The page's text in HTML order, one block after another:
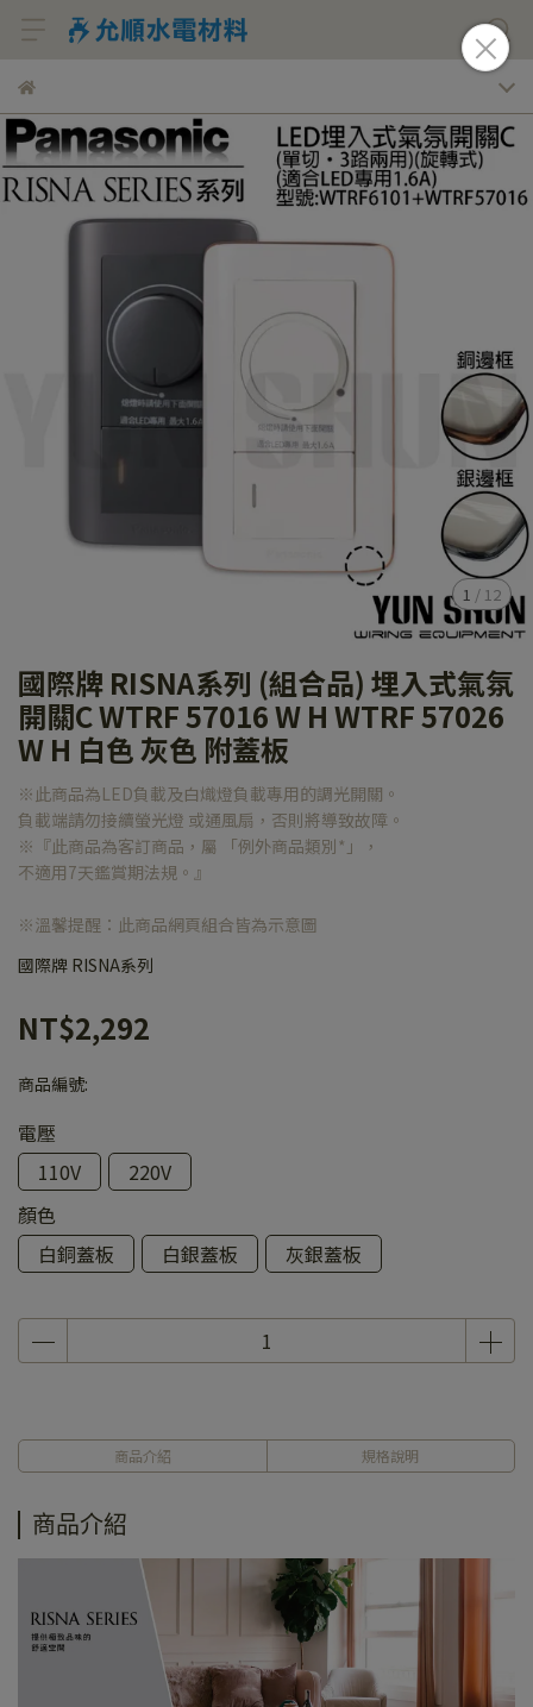
1 / 12
國際牌 RISNA系列 (組合品) 埋入式氣氛
開關C WTRF 57016 W H WTRF 57026
W H 白色 灰色 附蓋板
※此商品為LED負載及白熾燈負載專用的調光開關。
負載端請勿接續螢光燈 或通風扇，否則將導致故障。
※『此商品為客訂商品，屬 「例外商品類別*」，
不適用7天鑑賞期法規。』
※溫馨提醒：此商品網頁組合皆為示意圖
國際牌 RISNA系列
NT$2,292
商品編號:
電壓
110V
220V
顏色
白銅蓋板
白銀蓋板 灰銀蓋板
商品介紹 規格說明
商品介紹